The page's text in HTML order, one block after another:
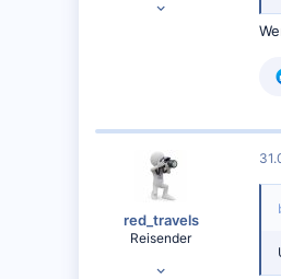
red_travels
Reisender